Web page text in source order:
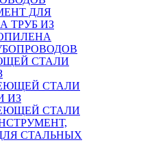
ДЛЯ
ТРУБ ИЗ
СТАЛИ
СТАЛИ
ИЗ
СТАЛИ
СТАЛЬНЫХ